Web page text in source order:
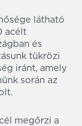
látható
acélt
és
tükrözi
iránt, amely
során az
megőrzi a